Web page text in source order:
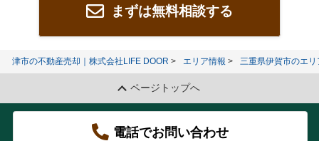
まずは無料相談する
津市の不動産売却｜株式会社LIFE DOOR エリア情報 三重県伊賀市のエリ
ページトップへ
電話でお問い合わせ